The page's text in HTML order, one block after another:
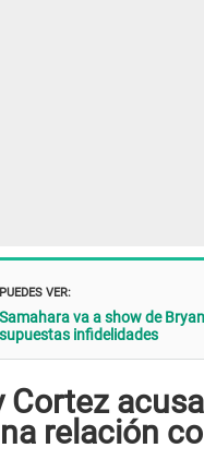
PUEDES VER:
Samahara va a show de
supuestas infidelidades
Cortez
relación